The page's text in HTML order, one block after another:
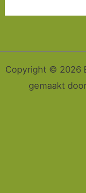
Copyright © 2026
gemaakt